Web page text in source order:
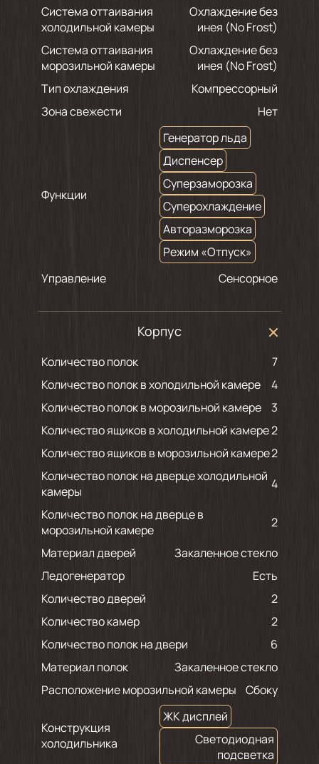
Система оттаивания
холодильной камеры
Охлаждение без
инея (No Frost)
Система оттаивания
морозильной камеры
Охлаждение без
инея (No Frost)
Тип охлаждения
Компрессорный
Зона свежести
Нет
Функции
Генератор льда
Диспенсер
Суперзаморозка
Суперохлаждение
Авторазморозка
Режим «Отпуск»
Управление
Сенсорное
Корпус
Количество полок
7
Количество полок в холодильной камере
4
Количество полок в морозильной камере
3
Количество ящиков в холодильной камере2
Количество ящиков в морозильной камере2
Количество полок на дверце холодильной
камеры
4
Количество полок на дверце в
морозильной камере
2
Материал дверей
Закаленное стекло
Ледогенератор
Есть
Количество дверей
2
Количество камер
2
Количество полок на двери
6
Материал полок
Закаленное стекло
Расположение морозильной камеры
Сбоку
Конструкция
холодильника
ЖК дисплей
Светодиодная
подсветка